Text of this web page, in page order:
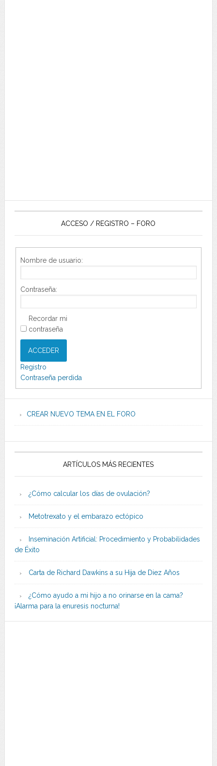
ACCESO / REGISTRO – FORO
Nombre de usuario:
Contraseña:
Recordar mi
contraseña
ACCEDER
Registro
Contraseña perdida
CREAR NUEVO TEMA EN EL FORO
ARTÍCULOS MÁS RECIENTES
¿Cómo calcular los días de ovulación?
Metotrexato y el embarazo ectópico
Inseminación Artificial: Procedimiento y Probabilidades
de Éxito
Carta de Richard Dawkins a su Hija de Diez Años
¿Cómo ayudo a mi hijo a no orinarse en la cama?
¡Alarma para la enuresis nocturna!